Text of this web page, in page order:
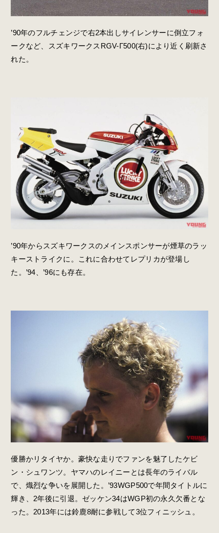
’90年のフルチェンジで右2本出しサイレンサーに倒立フォ
ークなど、スズキワークスRGV-Γ500(右)により近く刷新さ
れた。
’90年からスズキワークスのメインスポンサーが煙草のラッ
キーストライクに。これに合わせてレプリカが登場し
た。’94、’96にも存在。
優勝かリタイヤか。豪快な走りでファンを魅了したケビ
ン・シュワンツ。ヤマハのレイニーとは長年のライバル
で、熾烈な争いを展開した。’93WGP500で年間タイトルに
輝き、2年後に引退。ゼッケン34はWGP初の永久欠番とな
った。2013年には鈴鹿8耐に参戦して3位フィニッシュ。